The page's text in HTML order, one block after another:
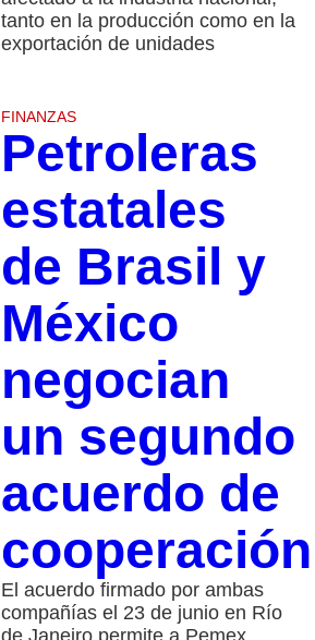
tanto en la producción como en la
exportación de unidades
FINANZAS
Petroleras
estatales
de Brasil y
México
negocian
un segundo
acuerdo de
cooperación
El acuerdo firmado por ambas
compañías el 23 de junio en Río
de Janeiro permite a Pemex